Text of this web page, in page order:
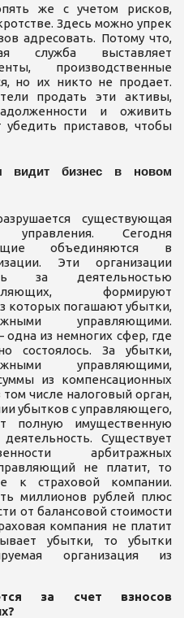
же с учетом рисков,
Здесь можно упрек
адресовать. Потому что,
служба выставляет
производственные
но их никто не продает.
продать эти активы,
и оживить
убедить приставов, чтобы
бизнес в новом
существующая
управления. Сегодня
объединяются в
Эти организации
за деятельностью
формируют
которых погашают убытки,
управляющими.
из немногих сфер, где
состоялось. За убытки,
управляющими,
из компенсационных
числе налоговый орган,
убытков с управляющего,
полную имущественную
Существует
арбитражных
не платит, то
к страховой компании.
миллионов рублей плюс
от балансовой стоимости
компания не платит
убытки, то убытки
организация из
за счет взносов